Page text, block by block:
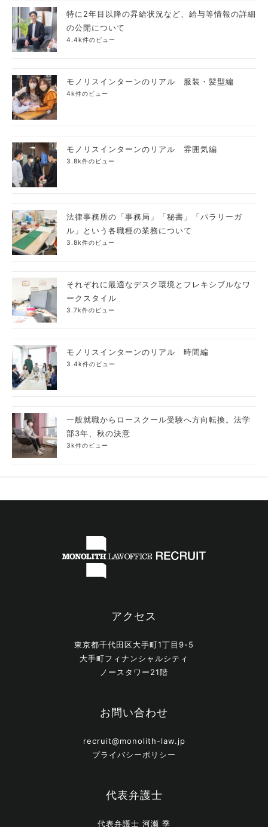
特に2年目以降の昇給状況など、給与等情報の詳細
の公開について
4.4k件のビュー
モノリスインターンのリアル 服装・髪型編
4k件のビュー
モノリスインターンのリアル 雰囲気編
3.8k件のビュー
法律事務所の「事務局」「秘書」「パラリーガ
ル」という各職種の業務について
3.8k件のビュー
それぞれに最適なデスク環境とフレキシブルなワ
ークスタイル
3.7k件のビュー
モノリスインターンのリアル 時間編
3.4k件のビュー
一般就職からロースクール受験へ方向転換。法学
部3年、秋の決意
3k件のビュー
アクセス
東京都千代田区大手町1丁目9-5
大手町フィナンシャルシティ
ノースタワー21階
お問い合わせ
recruit@monolith-law.jp
プライバシーポリシー
代表弁護士
代表弁護士 河瀬 季